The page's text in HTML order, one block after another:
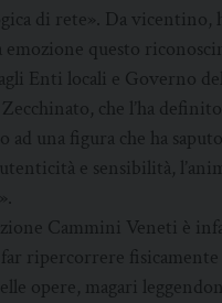
di rete». Da vicentino,
emozione questo
agli Enti locali e Governo del
che l’ha
ad una figura che ha saputo
e sensibilità,
Cammini Veneti è
ripercorrere fisicamente
opere, magari